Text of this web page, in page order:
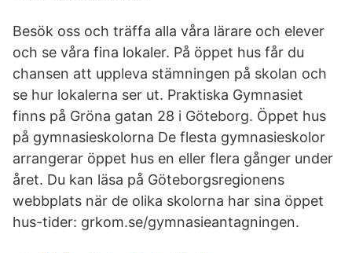
Besök oss och träffa alla våra lärare och elever
och se våra fina lokaler. På öppet hus får du
chansen att uppleva stämningen på skolan och
se hur lokalerna ser ut. Praktiska Gymnasiet
finns på Gröna gatan 28 i Göteborg. Öppet hus
på gymnasieskolorna De flesta gymnasieskolor
arrangerar öppet hus en eller flera gånger under
året. Du kan läsa på Göteborgsregionens
webbplats när de olika skolorna har sina öppet
hus-tider: grkom.se/gymnasieantagningen.